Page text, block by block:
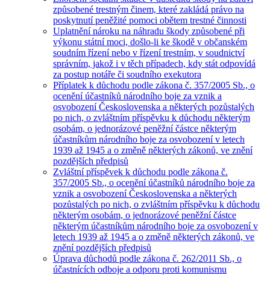
způsobené trestným činem, které zakládá právo na
poskytnutí peněžité pomoci obětem trestné činnosti
Uplatnění nároku na náhradu škody způsobené při
výkonu státní moci, došlo-li ke škodě v občanském
soudním řízení nebo v řízení trestním, v soudnictví
správním, jakož i v těch případech, kdy stát odpovídá
za postup notáře či soudního exekutora
Příplatek k důchodu podle zákona č. 357/2005 Sb., o
ocenění účastníků národního boje za vznik a
osvobození Československa a některých pozůstalých
po nich, o zvláštním příspěvku k důchodu některým
osobám, o jednorázové peněžní částce některým
účastníkům národního boje za osvobození v letech
1939 až 1945 a o změně některých zákonů, ve znění
pozdějších předpisů
Zvláštní příspěvek k důchodu podle zákona č.
357/2005 Sb., o ocenění účastníků národního boje za
vznik a osvobození Československa a některých
pozůstalých po nich, o zvláštním příspěvku k důchodu
některým osobám, o jednorázové peněžní částce
některým účastníkům národního boje za osvobození v
letech 1939 až 1945 a o změně některých zákonů, ve
znění pozdějších předpisů
Úprava důchodů podle zákona č. 262/2011 Sb., o
účastnících odboje a odporu proti komunismu